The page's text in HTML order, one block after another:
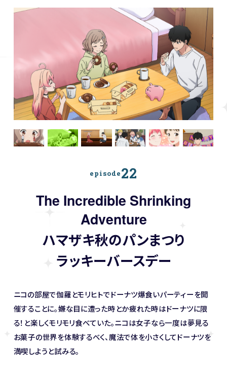
episode22
The Incredible Shrinking
Adventure
ハマザキ秋のパンまつり
ラッキーバースデー
ニコの部屋で伽羅とモリヒトでドーナツ爆食いパーティーを開
催することに。嫌な目に遭った時とか疲れた時はドーナツに限
る！と楽しくモリモリ食べていた。ニコは女子なら一度は夢見る
お菓子の世界を体験するべく、魔法で体を小さくしてドーナツを
満喫しようと試みる。